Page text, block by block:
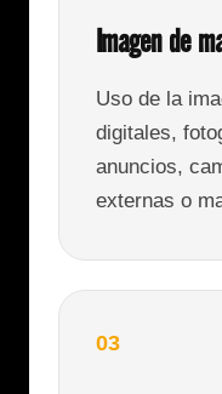
Imagen de
Uso de la
digitales,
anuncios,
externas o
03